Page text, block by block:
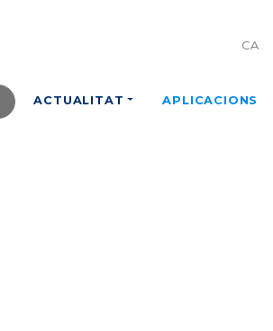
CA
ACTUALITAT APLICACIONS